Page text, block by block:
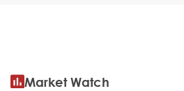
Market Watch